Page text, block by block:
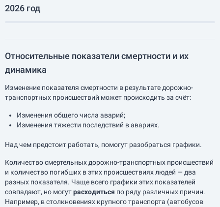
2026 год
Относительные показатели смертности и их
динамика
Изменение показателя смертности в результате дорожно-
транспортных происшествий может происходить за счёт:
Изменения общего числа аварий;
Изменения тяжести последствий в авариях.
Над чем предстоит работать, помогут разобраться графики.
Количество смертельных дорожно-транспортных происшествий
и количество погибших в этих происшествиях людей — два
разных показателя. Чаще всего графики этих показателей
совпадают, но могутрасходиться по ряду различных причин.
Например, в столкновениях крупного транспорта (автобусов